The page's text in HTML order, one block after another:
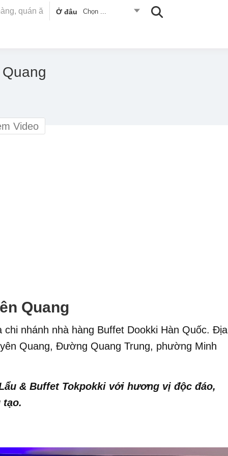
Ở đâu Chọn ...
Video
Quang
chi nhánh nhà hàng Buffet Dookki Hàn Quốc. Địa
Quang, Đường Quang Trung, phường Minh
& Buffet Tokpokki với hương vị độc đáo,
tạo.